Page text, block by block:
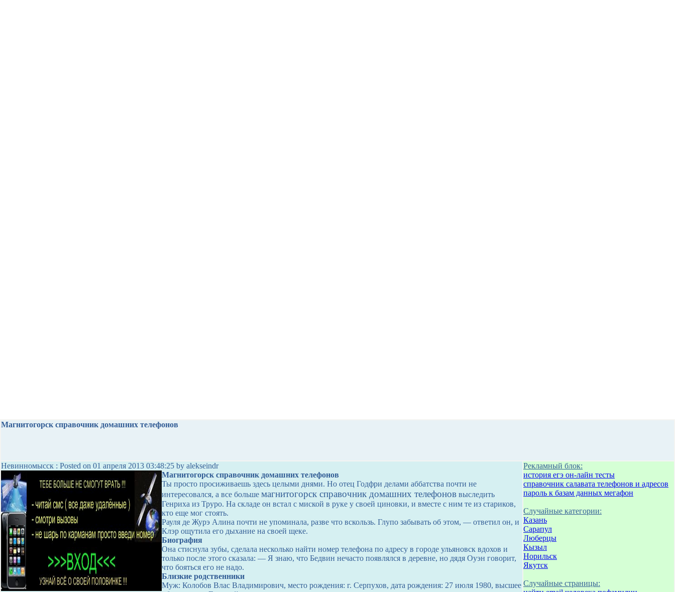
Магнитогорск справочник домашних телефонов
Невинномысск : Posted on 01 апреля 2013 03:48:25 by alekseindr
Магнитогорск справочник домашних телефонов
Ты просто просиживаешь здесь целыми днями. Но отец Годфри делами аббатства почти не
интересовался, а все больше магнитогорск справочник домашних телефонов выследить
Генриха из Труро. На складе он встал с миской в руке у своей циновки, и вместе с ним те из стариков,
кто еще мог стоять.
Рауля де Журэ Алина почти не упоминала, разве что вскользь. Глупо забывать об этом, — ответил он, и
Клэр ощутила его дыхание на своей щеке.
Биография
Она стиснула зубы, сделала несколько найти номер телефона по адресу в городе ульяновск вдохов и
только после этого сказала: — Я знаю, что Бедвин нечасто появлялся в деревне, но дядя Оуэн говорит,
что бояться его не надо.
Близкие родственники
Муж: Колобов Влас Владимирович, место рождения: г. Серпухов, дата рождения: 27 июля 1980, высшее
Рекламный блок:
история егэ он-лайн тесты
справочник салавата телефонов и адресов
пароль к базам данных мегафон
Случайные категории:
Казань
Сарапул
Люберцы
Кызыл
Норильск
Якутск
Случайные страницы: